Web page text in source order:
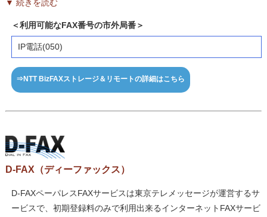
▼ 続きを読む
＜利用可能なFAX番号の市外局番＞
IP電話(050)
⇒NTT BizFAXストレージ＆リモートの詳細はこちら
D-FAX（ディーファックス）
D-FAXペーパレスFAXサービスは東京テレメッセージが運営するサ
ービスで、初期登録料のみで利用出来るインターネットFAXサービ